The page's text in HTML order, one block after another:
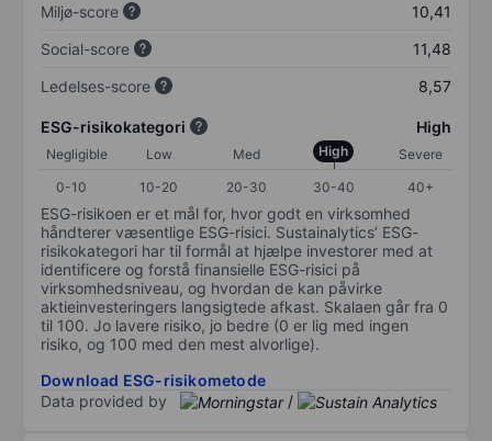
Miljø-score
10,41
Social-score
11,48
Ledelses-score
8,57
ESG-risikokategori High
Negligible Low Med High
Severe
0-10
10-20 20-30 30-40 40+
ESG-risikoen er et mål for, hvor godt en virksomhed
håndterer væsentlige ESG-risici. Sustainalytics’ ESG-
risikokategori har til formål at hjælpe investorer med at
identificere og forstå finansielle ESG-risici på
virksomhedsniveau, og hvordan de kan påvirke
aktieinvesteringers langsigtede afkast. Skalaen går fra 0
til 100. Jo lavere risiko, jo bedre (0 er lig med ingen
risiko, og 100 med den mest alvorlige).
Download ESG-risikometode
Data provided by
/